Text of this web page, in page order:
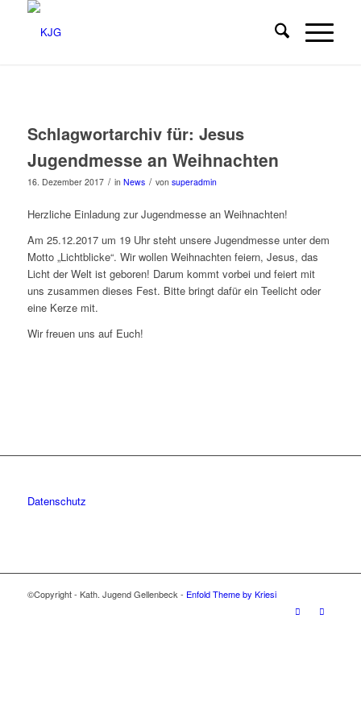
Schlagwortarchiv für: Jesus
Jugendmesse an Weihnachten
16. Dezember 2017 / in News / von superadmin
Herzliche Einladung zur Jugendmesse an Weihnachten!
Am 25.12.2017 um 19 Uhr steht unsere Jugendmesse unter dem
Motto „Lichtblicke“. Wir wollen Weihnachten feiern, Jesus, das
Licht der Welt ist geboren! Darum kommt vorbei und feiert mit
uns zusammen dieses Fest. Bitte bringt dafür ein Teelicht oder
eine Kerze mit.
Wir freuen uns auf Euch!
Datenschutz
©Copyright - Kath. Jugend Gellenbeck - Enfold Theme by Kriesi